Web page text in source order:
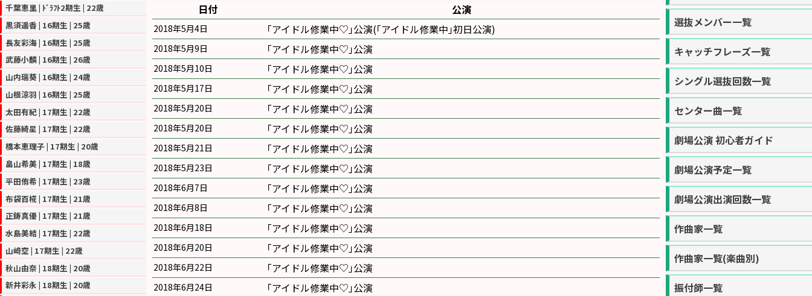
千葉恵里 | ﾄﾞﾗﾌﾄ2期生 | 22歳
黒須遥香 | 16期生 | 25歳
長友彩海 | 16期生 | 25歳
武藤小麟 | 16期生 | 26歳
山内瑞葵 | 16期生 | 24歳
山根涼羽 | 16期生 | 25歳
太田有紀 | 17期生 | 22歳
佐藤綺星 | 17期生 | 22歳
橋本恵理子 | 17期生 | 20歳
畠山希美 | 17期生 | 18歳
平田侑希 | 17期生 | 23歳
布袋百椛 | 17期生 | 21歳
正鋳真優 | 17期生 | 21歳
水島美結 | 17期生 | 22歳
山﨑空 | 17期生 | 22歳
秋山由奈 | 18期生 | 20歳
新井彩永 | 18期生 | 20歳
日付 公演
2018年5月4日 ｢アイドル修業中♡｣公演(｢アイドル修業中｣初日公演)
2018年5月9日 ｢アイドル修業中♡｣公演
2018年5月10日 ｢アイドル修業中♡｣公演
2018年5月17日 ｢アイドル修業中♡｣公演
2018年5月20日 ｢アイドル修業中♡｣公演
2018年5月20日 ｢アイドル修業中♡｣公演
2018年5月21日 ｢アイドル修業中♡｣公演
2018年5月23日 ｢アイドル修業中♡｣公演
2018年6月7日 ｢アイドル修業中♡｣公演
2018年6月8日 ｢アイドル修業中♡｣公演
2018年6月18日 ｢アイドル修業中♡｣公演
2018年6月20日 ｢アイドル修業中♡｣公演
2018年6月22日 ｢アイドル修業中♡｣公演
2018年6月24日 ｢アイドル修業中♡｣公演
選抜メンバー一覧
キャッチフレーズ一覧
シングル選抜回数一覧
センター曲一覧
劇場公演 初心者ガイド
劇場公演予定一覧
劇場公演出演回数一覧
作曲家一覧
作曲家一覧(楽曲別)
振付師一覧